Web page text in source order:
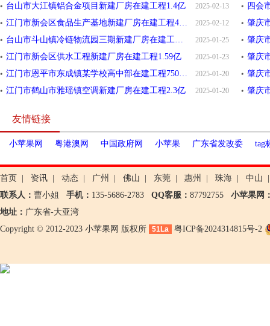
2025-02-13
台山市大江镇铝合金项目新建厂房在建工程1.4亿
2025-02-12
江门市新会区食品生产基地新建厂房在建工程4000万元
2025-01-25
台山市斗山镇冷链物流园三期新建厂房在建工程7964.34万元
2025-01-23
江门市新会区供水工程新建厂房在建工程1.59亿
2025-01-20
江门市恩平市东成镇某学校高中部在建工程7507.16万元
2025-01-20
江门市鹤山市雅瑶镇空调新建厂房在建工程2.3亿
四会
肇庆
肇庆
肇庆
肇庆
肇庆
友情链接
小苹果网 粤港澳网 中国政府网 小苹果 广东省发改委 tag
首页 资讯 动态 广州 佛山 东莞 惠州 珠海 中山
联系人： 曹小姐 手机： 135-5686-2783 QQ客服： 87792755 小苹果网
地址： 广东省-大亚湾
Copyright © 2012-2023 小苹果网 版权所
51La 粤ICP备2024314815号-2